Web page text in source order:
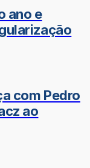
ano e
com Pedro
ao